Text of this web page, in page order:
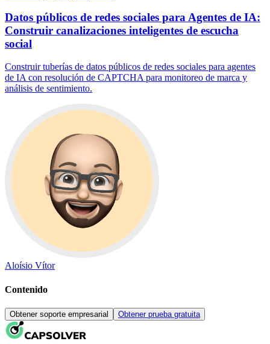
Datos públicos de redes sociales para Agentes de IA:
Construir canalizaciones inteligentes de escucha
social
Construir tuberías de datos públicos de redes sociales para agentes
de IA con resolución de CAPTCHA para monitoreo de marca y
análisis de sentimiento.
Aloísio Vítor
Contenido
Obtener soporte empresarial Obtener prueba gratuita